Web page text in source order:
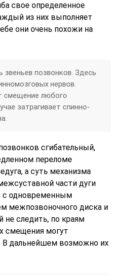
свое определенное
из них выполняет
они очень похожи на
звеньев позвонков. Здесь
нервов.
смещение любого
затрагивает спинно-
сгибательный,
переломе
а суть механизма
части дуги
с одновременным
межпозвоночного диска и
не следить, по краям
смещения могут
В дальнейшем возможно их